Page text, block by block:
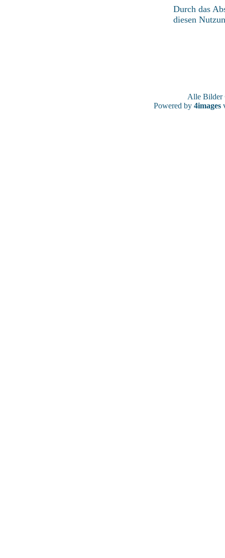
Durch das
diesen
Alle
Powered by 4images